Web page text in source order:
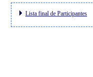
Lista final de Participantes